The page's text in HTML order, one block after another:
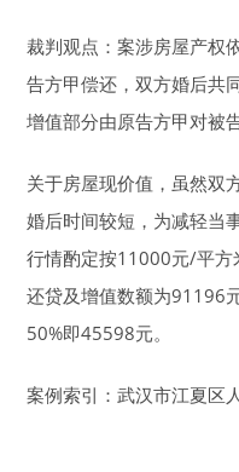
裁判观点：案涉房屋产权
告方甲偿还，双方婚后共
增值部分由原告方甲对被
关于房屋现价值，虽然双
婚后时间较短，为减轻当
行情酌定按11000元/平方
还贷及增值数额为91196
50%即45598元。
案例索引：武汉市江夏区